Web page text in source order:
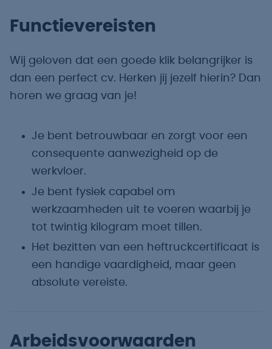
Functievereisten
Wij geloven dat een goede klik belangrijker is
dan een perfect cv. Herken jij jezelf hierin? Dan
horen we graag van je!
Je bent betrouwbaar en zorgt voor een
consequente aanwezigheid op de
werkvloer.
Je bent fysiek capabel om
werkzaamheden uit te voeren waarbij je
tot twintig kilogram moet tillen.
Het bezitten van een heftruckcertificaat is
een handige vaardigheid, maar geen
absolute vereiste.
Arbeidsvoorwaarden